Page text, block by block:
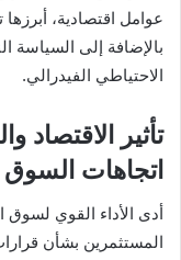
عوامل اقتصادية،
بالإضافة إلى السياسة
الاحتياطي الفيدرالي.
تأثير الاقتصاد
اتجاهات السوق
أدى الأداء القوي لسوق
المستثمرين بشأن